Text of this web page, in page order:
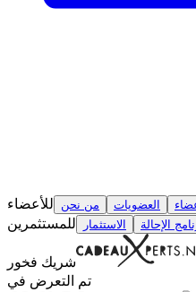
للأعضاء من نحن العضويات
للمستثمرين الاستثمار الإحالة
شريك فخور
تم التعرض في